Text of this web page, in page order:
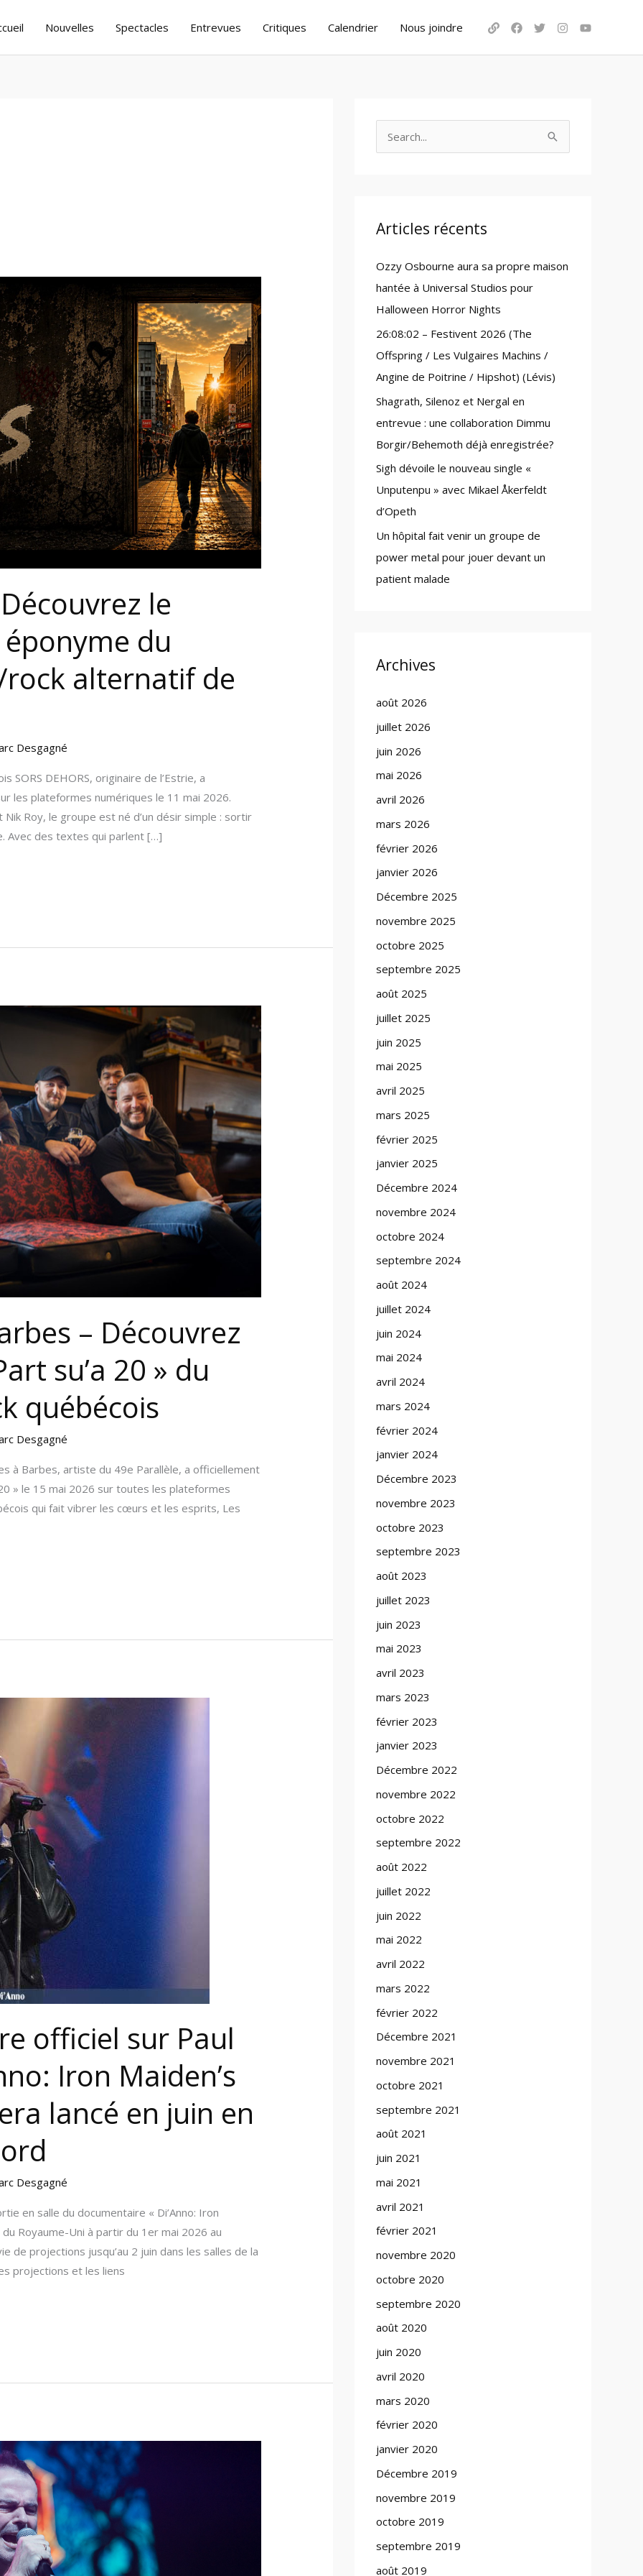
Nouvelles Spectacles Entrevues Critiques Calendrier Nous joindre
le
du
alternatif de
Desgagné
DEHORS, originaire de l’Estrie, a
les plateformes numériques le 11 mai 2026.
Roy, le groupe est né d’un désir simple : sortir
Avec des textes qui parlent […]
– Découvrez
su’a 20 » du
québécois
Desgagné
à Barbes, artiste du 49e Parallèle, a officiellement
» le 15 mai 2026 sur toutes les plateformes
qui fait vibrer les cœurs et les esprits, Les
officiel sur Paul
Iron Maiden’s
lancé en juin en
Desgagné
en salle du documentaire « Di’Anno: Iron
Royaume-Uni à partir du 1er mai 2026 au
de projections jusqu’au 2 juin dans les salles de la
projections et les liens
c
f
o
r
:
Articles récents
Ozzy Osbourne aura sa propre maison
hantée à Universal Studios pour
Halloween Horror Nights
26:08:02 – Festivent 2026 (The
Offspring / Les Vulgaires Machins /
Angine de Poitrine / Hipshot) (Lévis)
Shagrath, Silenoz et Nergal en
entrevue : une collaboration Dimmu
Borgir/Behemoth déjà enregistrée?
Sigh dévoile le nouveau single «
Unputenpu » avec Mikael Åkerfeldt
d’Opeth
Un hôpital fait venir un groupe de
power metal pour jouer devant un
patient malade
Archives
août 2026
juillet 2026
juin 2026
mai 2026
avril 2026
mars 2026
février 2026
janvier 2026
Décembre 2025
novembre 2025
octobre 2025
septembre 2025
août 2025
juillet 2025
juin 2025
mai 2025
avril 2025
mars 2025
février 2025
janvier 2025
Décembre 2024
novembre 2024
octobre 2024
septembre 2024
août 2024
juillet 2024
juin 2024
mai 2024
avril 2024
mars 2024
février 2024
janvier 2024
Décembre 2023
novembre 2023
octobre 2023
septembre 2023
août 2023
juillet 2023
juin 2023
mai 2023
avril 2023
mars 2023
février 2023
janvier 2023
Décembre 2022
novembre 2022
octobre 2022
septembre 2022
août 2022
juillet 2022
juin 2022
mai 2022
avril 2022
mars 2022
février 2022
Décembre 2021
novembre 2021
octobre 2021
septembre 2021
août 2021
juin 2021
mai 2021
avril 2021
février 2021
novembre 2020
octobre 2020
septembre 2020
août 2020
juin 2020
avril 2020
mars 2020
février 2020
janvier 2020
Décembre 2019
novembre 2019
octobre 2019
septembre 2019
août 2019